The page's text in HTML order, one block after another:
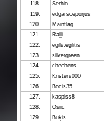
118.
Serhio
119.
edgarsceporjus
120.
Mainflag
121.
Raļļi
122.
egils.eglitis
123.
silvergreen
124.
chechens
125.
Kristers000
126.
Bocis35
127.
kaspiss8
128.
Osiic
129.
Buķis